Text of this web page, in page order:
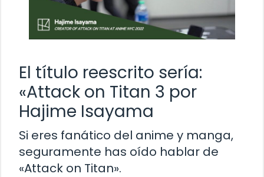
El título reescrito sería:
«Attack on Titan 3 por
Hajime Isayama
Si eres fanático del anime y manga,
seguramente has oído hablar de
«Attack on Titan».